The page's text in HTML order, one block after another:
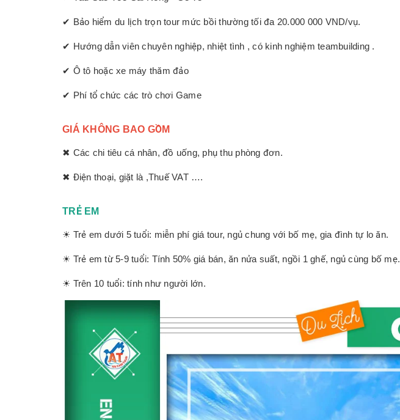
✔ Bảo hiểm du lịch trọn tour mức bồi thường tối đa 20.000 000 VND/vụ.
✔ Hướng dẫn viên chuyên nghiệp, nhiệt tình , có kinh nghiệm teambuilding .
✔ Ô tô hoặc xe máy thăm đảo
✔ Phí tổ chức các trò chơi Game
GIÁ KHÔNG BAO GỒM
✖ Các chi tiêu cá nhân, đồ uống, phụ thu phòng đơn.
✖ Điện thoại, giặt là ,Thuế VAT ….
TRẺ EM
☀ Trẻ em dưới 5 tuổi: miễn phí giá tour, ngủ chung với bố mẹ, gia đình tự lo ăn.
☀ Trẻ em từ 5-9 tuổi: Tính 50% giá bán, ăn nửa suất, ngồi 1 ghế, ngủ cùng bố mẹ.
☀ Trên 10 tuổi: tính như người lớn.